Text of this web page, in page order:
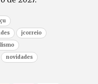
jcorreio
novidades